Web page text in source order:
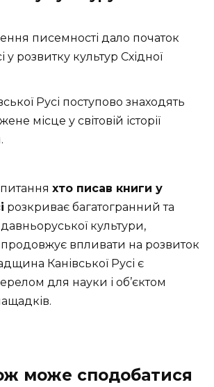
писемності дало початок
у розвитку культур Східної
Русі поступово знаходять
місце у світовій історії
хто писав книги у
розкриває багатогранний та
культури,
продовжує впливати на розвиток
Канівської Русі є
для науки і об’єктом
може сподобатися